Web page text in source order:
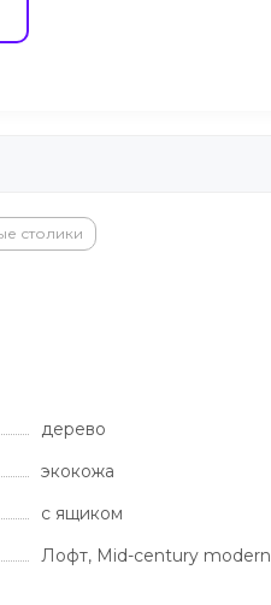
столики
дерево
экокожа
с ящиком
Лофт, Mid-century modern